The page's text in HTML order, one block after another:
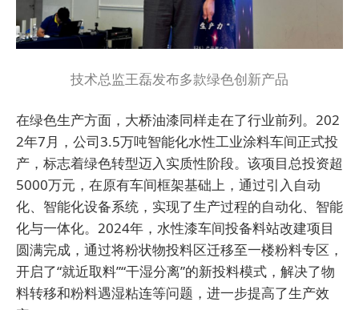
技术总监王磊发布多款绿色创新产品
在绿色生产方面，大桥油漆同样走在了行业前列。202
2年7月，公司3.5万吨智能化水性工业涂料车间正式投
产，标志着绿色转型迈入实质性阶段。该项目总投资超
5000万元，在原有车间框架基础上，通过引入自动
化、智能化设备系统，实现了生产过程的自动化、智能
化与一体化。2024年，水性漆车间投备料站改建项目
圆满完成，通过将粉状物投料区迁移至一楼粉料专区，
开启了“就近取料”“干湿分离”的新投料模式，解决了物
料转移和粉料遇湿粘连等问题，进一步提高了生产效